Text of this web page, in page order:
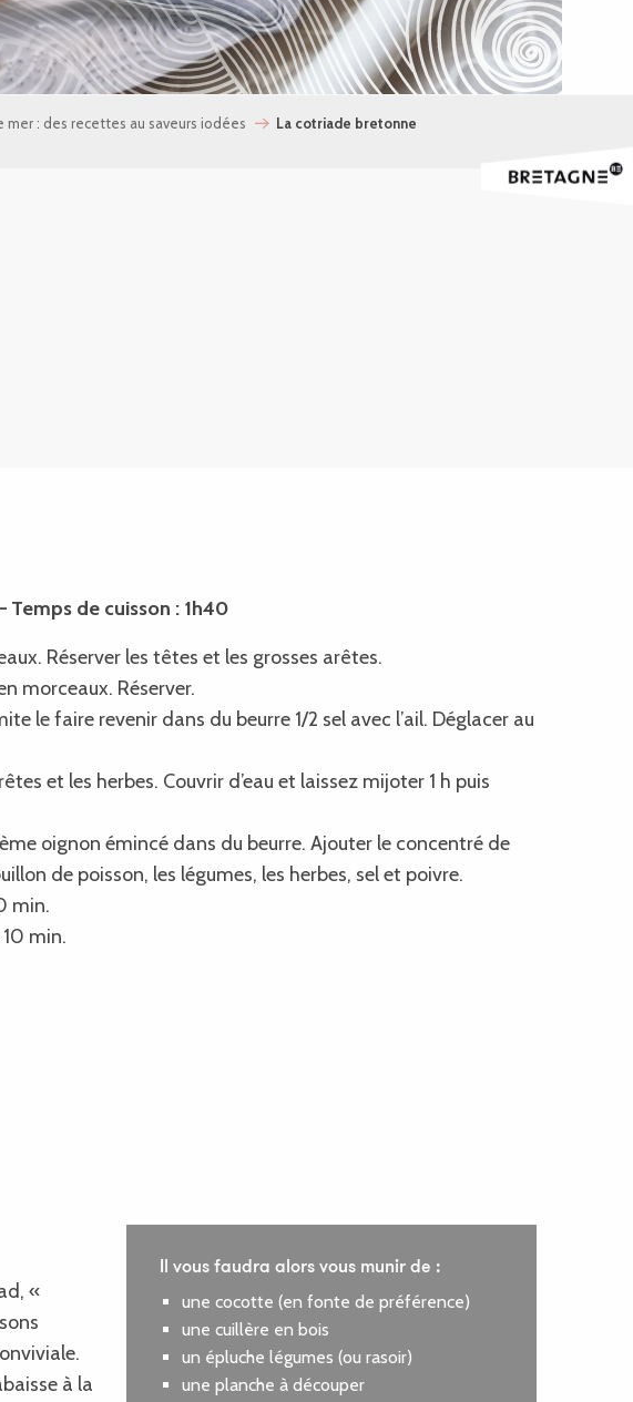
mer : des recettes au saveurs iodées La cotriade bretonne
Temps de cuisson : 1h40
Réserver les têtes et les grosses arêtes.
morceaux. Réserver.
le faire revenir dans du beurre 1/2 sel avec l’ail. Déglacer au
et les herbes. Couvrir d’eau et laissez mijoter 1 h puis
oignon émincé dans du beurre. Ajouter le concentré de
de poisson, les légumes, les herbes, sel et poivre.
min.
min.
«
à la
Il vous faudra alors vous munir de :
une cocotte (en fonte de préférence)
une cuillère en bois
un épluche légumes (ou rasoir)
une planche à découper